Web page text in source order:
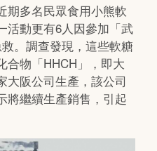
期多名民眾食用小熊軟
活動更有6人因參加「武
。調查發現，這些軟糖
合物「HHCH」，即大
大阪公司生產，該公司
將繼續生產銷售，引起